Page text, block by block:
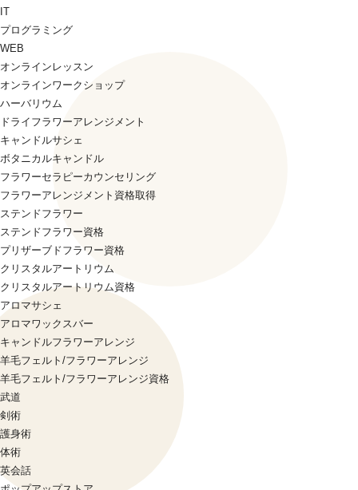
IT
プログラミング
WEB
オンラインレッスン
オンラインワークショップ
ハーバリウム
ドライフラワーアレンジメント
キャンドルサシェ
ボタニカルキャンドル
フラワーセラピーカウンセリング
フラワーアレンジメント資格取得
ステンドフラワー
ステンドフラワー資格
プリザーブドフラワー資格
クリスタルアートリウム
クリスタルアートリウム資格
アロマサシェ
アロマワックスバー
キャンドルフラワーアレンジ
羊毛フェルト/フラワーアレンジ
羊毛フェルト/フラワーアレンジ資格
武道
剣術
護身術
体術
英会話